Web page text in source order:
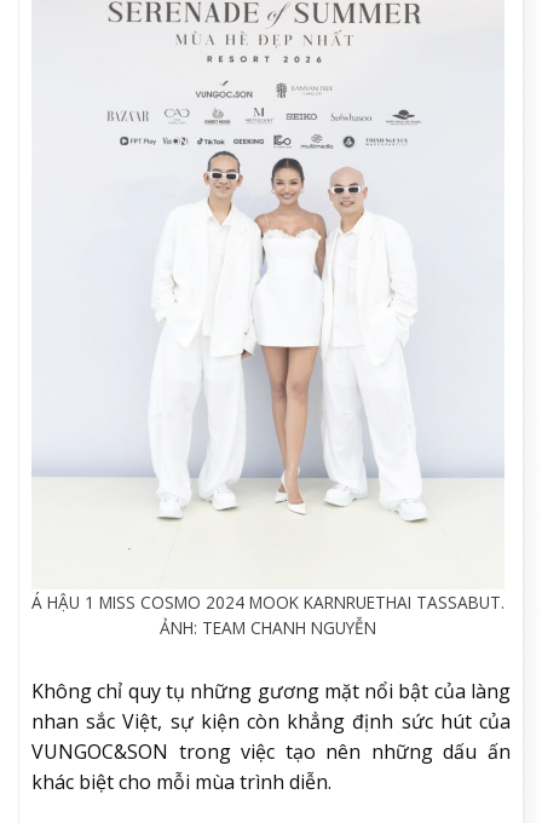
Á HẬU 1 MISS COSMO 2024 MOOK KARNRUETHAI TASSABUT.
ẢNH: TEAM CHANH NGUYỄN
Không chỉ quy tụ những gương mặt nổi bật của làng
nhan sắc Việt, sự kiện còn khẳng định sức hút của
VUNGOC&SON trong việc tạo nên những dấu ấn
khác biệt cho mỗi mùa trình diễn.